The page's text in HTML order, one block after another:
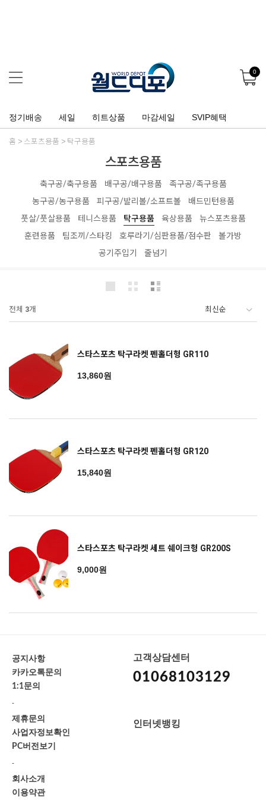
0
정기배송 세일 히트상품 마감세일 SVIP혜택
홈 스포츠용품 탁구용품
스포츠용품
축구공/축구용품 배구공/배구용품
족구공/족구용품
농구공/농구용품
피구공/발리볼/소프트볼
배드민턴용품
풋살/풋살용품
테니스용품 탁구용품 육상용품
뉴스포츠용품
훈련용품
팀조끼/스타킹 호루라기/심판용품/점수판
볼가방
공기주입기
줄넘기
전체 3개
스타스포츠 탁구라켓 펜홀더형 GR110
13,860원
스타스포츠 탁구라켓 펜홀더형 GR120
15,840원
스타스포츠 탁구라켓 세트 쉐이크형 GR200S
9,000원
공지사항
카카오톡문의
1:1문의
-
제휴문의
사업자정보확인
PC버전보기
-
회사소개
이용약관
고객상담센터
01068103129
인터넷뱅킹